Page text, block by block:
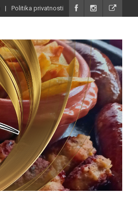
Politika privatnosti